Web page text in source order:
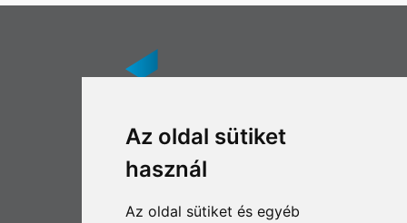
Az oldal sütiket
használ
Az oldal sütiket és egyéb
© 2022 | SZACO Garázsipar
TERMÉKEK